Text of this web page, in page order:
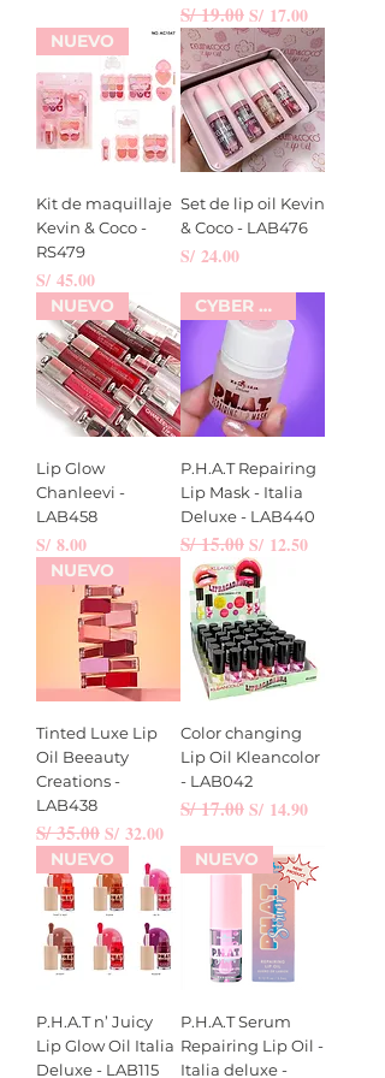
Precio
S/ 19.00Precio de oferta
S/ 17.00
NUEVO
Kit de maquillaje
Kevin & Coco -
RS479
Precio
S/ 45.00
Set de lip oil Kevin
& Coco - LAB476
Precio
S/ 24.00
NUEVO
Lip Glow
Chanleevi -
LAB458
Precio
S/ 8.00
CYBER WOW
P.H.A.T Repairing
Lip Mask - Italia
Deluxe - LAB440
Precio
S/ 15.00Precio de oferta
S/ 12.50
NUEVO
Tinted Luxe Lip
Oil Beeauty
Creations -
LAB438
Precio
S/ 35.00Precio de oferta
S/ 32.00
Color changing
Lip Oil Kleancolor
- LAB042
Precio
S/ 17.00Precio de oferta
S/ 14.90
NUEVO
P.H.A.T n’ Juicy
Lip Glow Oil Italia
Deluxe - LAB115
NUEVO
P.H.A.T Serum
Repairing Lip Oil -
Italia deluxe -